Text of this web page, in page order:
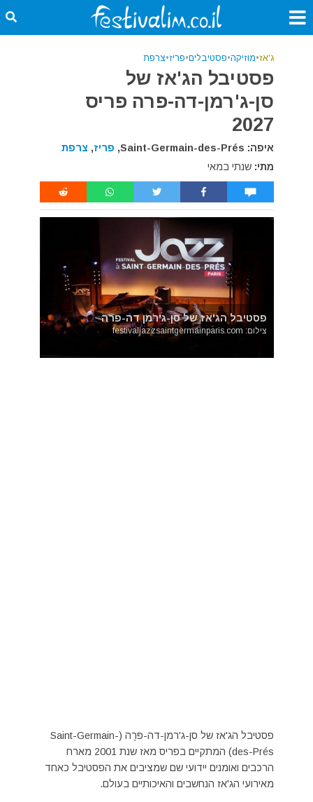
ג'אז•מוזיקה•פסטיבלים•פריז•צרפת
פסטיבל הג'אז של
סן-ג'רמן-דה-פרה פריס
2027
איפה: Saint-Germain-des-Prés, פריז, צרפת
מתי:שנתי במאי
פסטיבל הג'אז של סן-ג'רמן דה-פרה
צילום: festivaljazzsaintgermainparis.com
פסטיבל הג'אז של סן-ג'רמן-דה-פּרֶה (Saint-Germain-
des-Prés) המתקיים בפריס מאז שנת 2001 מארח
הרכבים ואומנים יידועי שם שמציבים את הפסטיבל כאחד
מאירועי הג'אז הנחשבים והאיכותיים בעולם.